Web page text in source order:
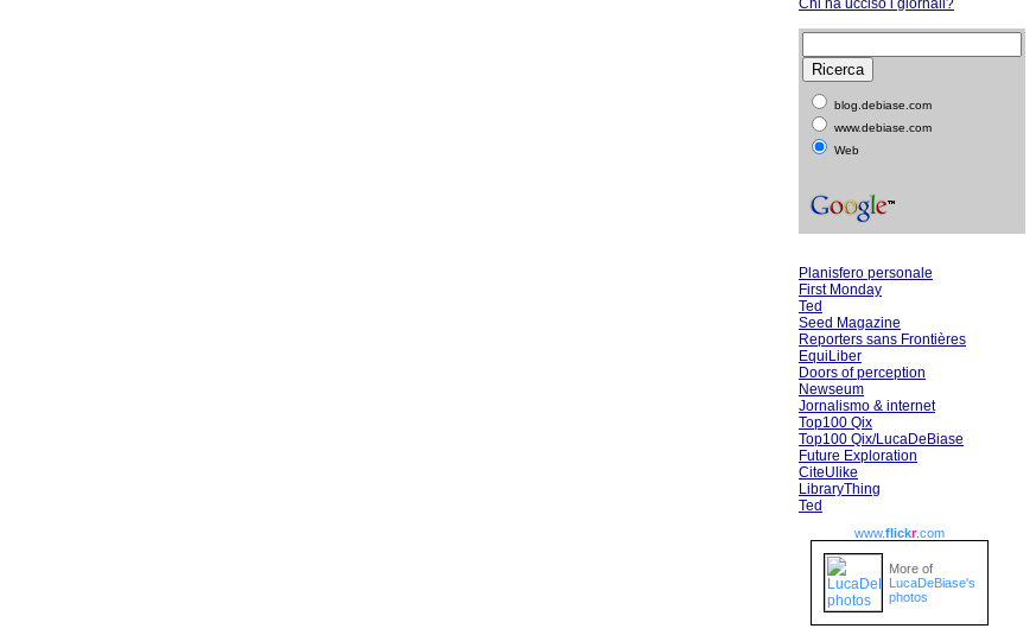
Chi ha ucciso i giornali?
blog.debiase.com
www.debiase.com
Web
Planisfero personale
First Monday
Ted
Seed Magazine
Reporters sans Frontières
EquiLiber
Doors of perception
Newseum
Jornalismo & internet
Top100 Qix
Top100 Qix/LucaDeBiase
Future Exploration
CiteUlike
LibraryThing
Ted
www.flickr.com
More of
LucaDeBiase's
photos